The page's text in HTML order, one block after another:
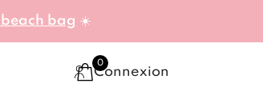
bag ☀️
Connexion